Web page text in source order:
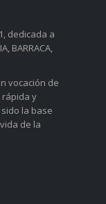
dedicada a
BARRACA,
vocación de
y
la base
de la